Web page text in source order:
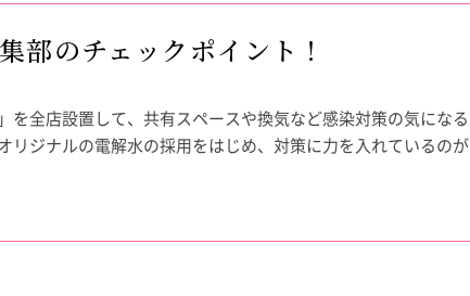
部のチェックポイント！
を全店設置して、共有スペースや換気など感染対策の気になる
リジナルの電解水の採用をはじめ、対策に力を入れているのが